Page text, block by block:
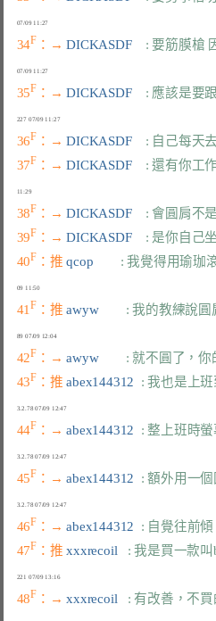
34F ：→ DICKASDF : 要筋膜槍
35F ：→ DICKASDF : 應該是要
227 07/09 11:27
36F ：→ DICKASDF : 自己每天
37F ：→ DICKASDF : 還有你工
11:29
38F ：→ DICKASDF : 會圓肩不
39F ：→ DICKASDF : 是你自己
40F ：推 qcop : 我覺得用瑜珈
09 11:50
41F ：推 awyw : 我的教練說
89 07/09 12:04
42F ：→ awyw : 就不圓了，你
43F ：推 abex144312 : 我也是上
3.2.78 07/09 12:47
44F ：→ abex144312 : 整上班時
3.2.78 07/09 12:47
45F ：→ abex144312 : 額外用一
3.2.78 07/09 12:47
46F ：→ abex144312 : 自覺往前
47F ：推 xxxrecoil : 我是買一款
221 07/09 13:16
48F ：→ xxxrecoil : 有改善，不